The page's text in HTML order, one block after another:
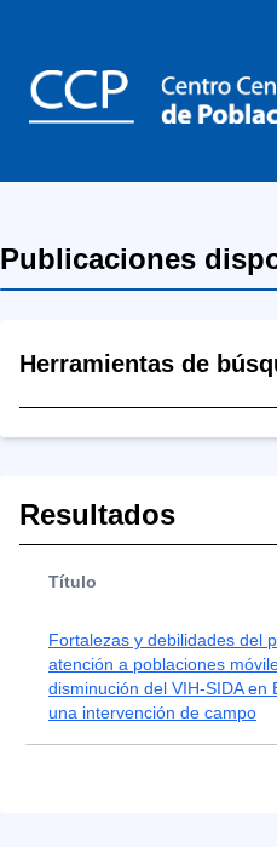
Publicaciones
Herramientas de
Resultados
Título
Fortalezas y debilidades del
atención a poblaciones
disminución del VIH-SIDA en
una intervención de campo